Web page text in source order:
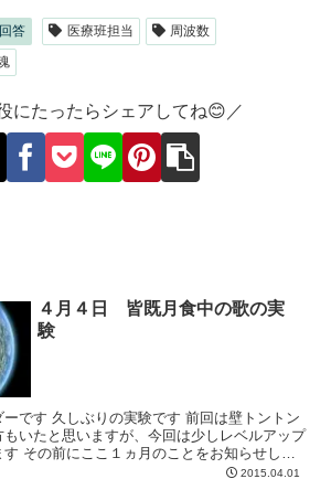
答 医療班担当
周波数
にたったらシェアしてね😊／
４月４日 皆既月食中の歌の実
験
です 久しぶりの実験です 前回は壁トントン
いたと思いますが、今回は少しレベルアップ
その前にここ１ヵ月のことをお知らせしま
2015.04.01